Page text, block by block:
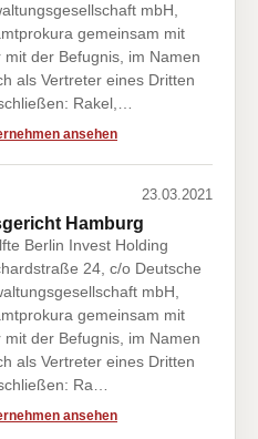
mbH,
gemeinsam mit
der Befugnis, im Namen
als Vertreter eines Dritten
Rakel,…
ansehen
23.03.2021
Hamburg
Berlin Invest Holding
24, c/o Deutsche
mbH,
gemeinsam mit
der Befugnis, im Namen
als Vertreter eines Dritten
Ra…
ansehen